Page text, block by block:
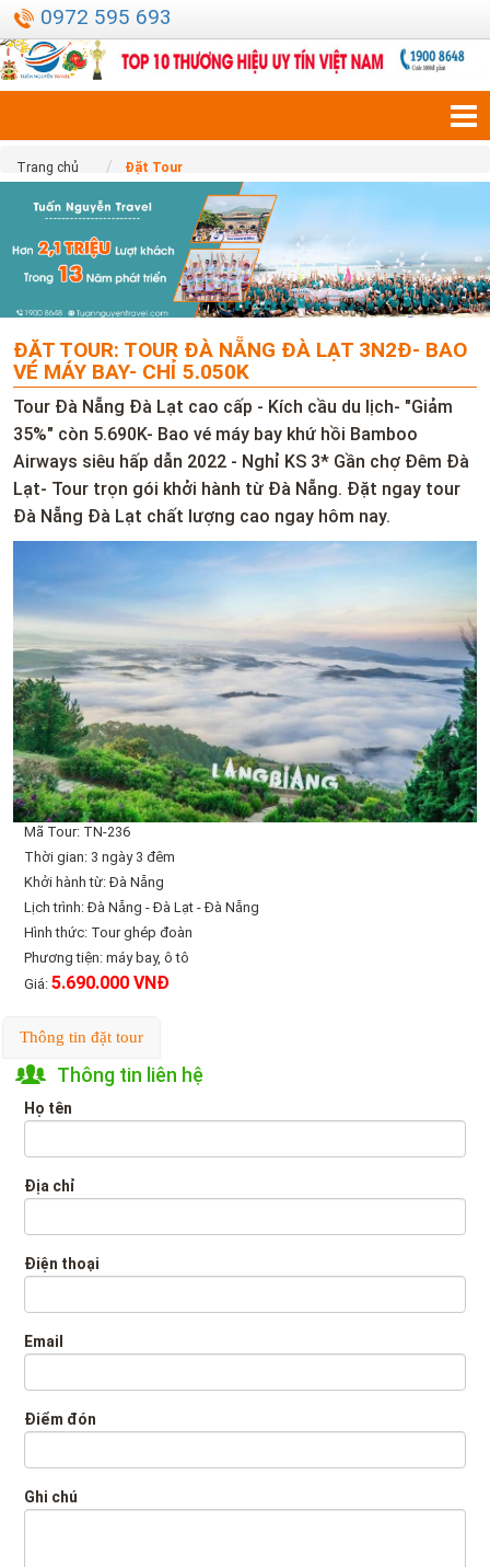
0972 595 693
Trang chủ Đặt Tour
ĐẶT TOUR: TOUR ĐÀ NẴNG ĐÀ LẠT 3N2Đ- BAO
VÉ MÁY BAY- CHỈ 5.050K
Tour Đà Nẵng Đà Lạt cao cấp - Kích cầu du lịch- "Giảm
35%" còn 5.690K- Bao vé máy bay khứ hồi Bamboo
Airways siêu hấp dẫn 2022 - Nghỉ KS 3* Gần chợ Đêm Đà
Lạt- Tour trọn gói khởi hành từ Đà Nẵng. Đặt ngay tour
Đà Nẵng Đà Lạt chất lượng cao ngay hôm nay.
Mã Tour: TN-236
Thời gian: 3 ngày 3 đêm
Khởi hành từ: Đà Nẵng
Lịch trình: Đà Nẵng - Đà Lạt - Đà Nẵng
Hình thức: Tour ghép đoàn
Phương tiện: máy bay, ô tô
Giá:5.690.000 VNĐ
Thông tin đặt tour
Thông tin liên hệ
Họ tên
Địa chỉ
Điện thoại
Email
Điểm đón
Ghi chú